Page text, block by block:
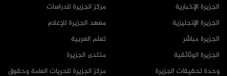
مركز الجزيرة للدراسات
معهد الجزيرة للإعلام
تعلم العربية
منتدى الجزيرة
مركز الجزيرة للحريات العامة وحقوق
الجزيرة الإخبارية
الجزيرة الإنجليزية
الجزيرة مباشر
الجزيرة الوثائقية
وحدة تحقيقات الجزيرة